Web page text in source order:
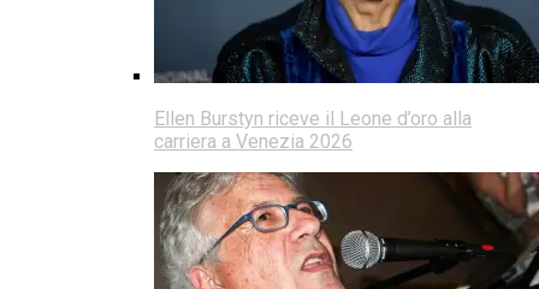
Ellen Burstyn riceve il Leone d’oro alla
carriera a Venezia 2026